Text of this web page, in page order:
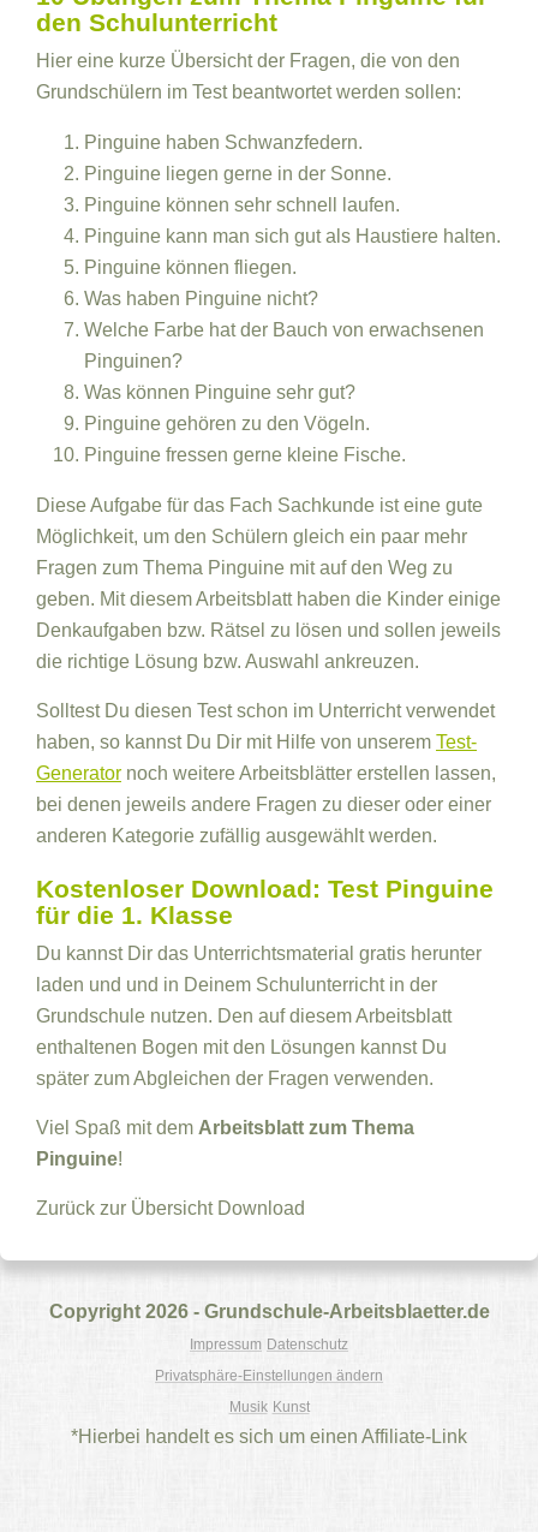
den Schulunterricht
Hier eine kurze Übersicht der Fragen, die von den
Grundschülern im Test beantwortet werden sollen:
Pinguine haben Schwanzfedern.
Pinguine liegen gerne in der Sonne.
Pinguine können sehr schnell laufen.
Pinguine kann man sich gut als Haustiere halten.
Pinguine können fliegen.
Was haben Pinguine nicht?
Welche Farbe hat der Bauch von erwachsenen
Pinguinen?
Was können Pinguine sehr gut?
Pinguine gehören zu den Vögeln.
Pinguine fressen gerne kleine Fische.
Diese Aufgabe für das Fach Sachkunde ist eine gute
Möglichkeit, um den Schülern gleich ein paar mehr
Fragen zum Thema Pinguine mit auf den Weg zu
geben. Mit diesem Arbeitsblatt haben die Kinder einige
Denkaufgaben bzw. Rätsel zu lösen und sollen jeweils
die richtige Lösung bzw. Auswahl ankreuzen.
Solltest Du diesen Test schon im Unterricht verwendet
haben, so kannst Du Dir mit Hilfe von unserem Test-
Generator noch weitere Arbeitsblätter erstellen lassen,
bei denen jeweils andere Fragen zu dieser oder einer
anderen Kategorie zufällig ausgewählt werden.
Kostenloser Download: Test Pinguine
für die 1. Klasse
Du kannst Dir das Unterrichtsmaterial gratis herunter
laden und und in Deinem Schulunterricht in der
Grundschule nutzen. Den auf diesem Arbeitsblatt
enthaltenen Bogen mit den Lösungen kannst Du
später zum Abgleichen der Fragen verwenden.
Viel Spaß mit dem Arbeitsblatt zum Thema
Pinguine!
Zurück zur Übersicht Download
Copyright 2026 - Grundschule-Arbeitsblaetter.de
Impressum Datenschutz
Privatsphäre-Einstellungen ändern
Musik Kunst
*Hierbei handelt es sich um einen Affiliate-Link